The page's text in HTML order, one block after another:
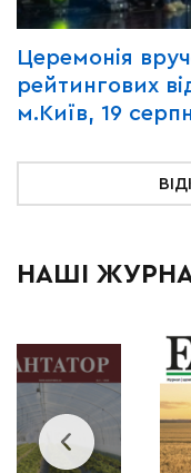
Церемонія
рейтингових
м.Київ, 19
НАШІ